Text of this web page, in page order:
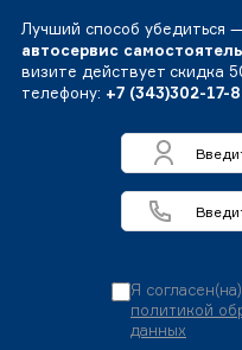
Лучший способ убедиться
автосервис
визите действует скидка
телефону: +7 (343)302-17-
Я
политикой
данных